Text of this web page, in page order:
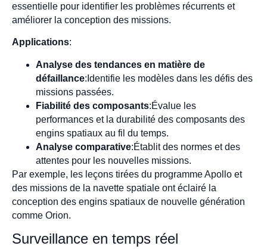
essentielle pour identifier les problèmes récurrents et
améliorer la conception des missions.
Applications:
Analyse des tendances en matière de
défaillance:Identifie les modèles dans les défis des
missions passées.
Fiabilité des composants:Évalue les
performances et la durabilité des composants des
engins spatiaux au fil du temps.
Analyse comparative:Établit des normes et des
attentes pour les nouvelles missions.
Par exemple, les leçons tirées du programme Apollo et
des missions de la navette spatiale ont éclairé la
conception des engins spatiaux de nouvelle génération
comme Orion.
Surveillance en temps réel